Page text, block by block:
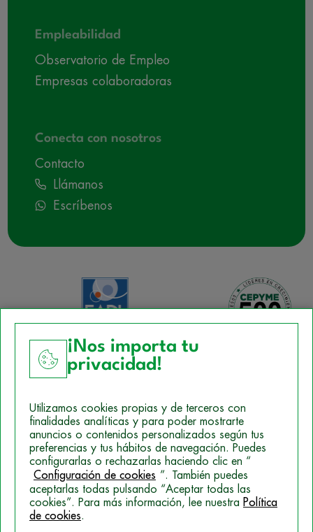
Empleabilidad
Observatorio de Empleo
Empresas colaboradoras
Conecta con nosotros
Contacto
Llámanos
Escríbenos
Política de Cookies
Mapa del sitio
Politica de Privacidad
© 2026 Campus Training
¡Nos importa tu
privacidad!
Utilizamos cookies propias y de terceros con
finalidades analíticas y para poder mostrarte
anuncios o contenidos personalizados según tus
preferencias y tus hábitos de navegación. Puedes
configurarlas o rechazarlas haciendo clic en “
Configuración de cookies ”. También puedes
aceptarlas todas pulsando “Aceptar todas las
cookies”. Para más información, lee nuestra Política
de cookies.